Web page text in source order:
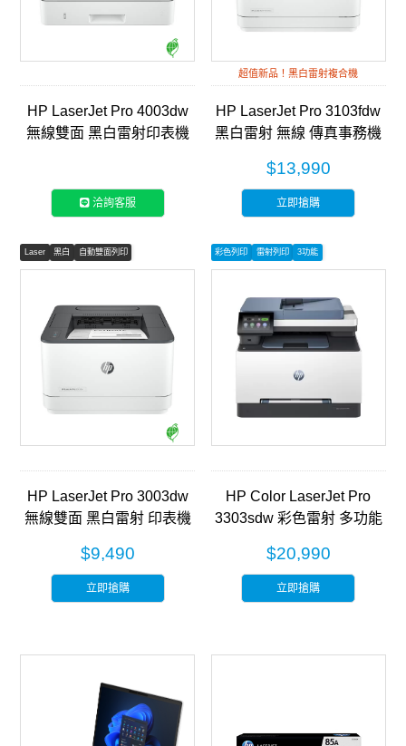
HP LaserJet Pro 4003dw
無線雙面 黑白雷射印表機
洽詢客服
超值新品！黑白雷射複合機
HP LaserJet Pro 3103fdw
黑白雷射 無線 傳真事務機
$13,990
立即搶購
Laser 黑白 自動雙面列印
HP LaserJet Pro 3003dw
無線雙面 黑白雷射 印表機
$9,490
立即搶購
彩色列印 雷射列印 3功能
HP Color LaserJet Pro
3303sdw 彩色雷射 多功能
$20,990
立即搶購